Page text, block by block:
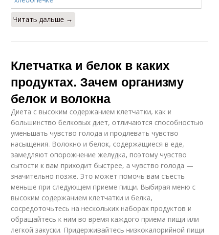
Читать дальше →
Клетчатка и белок в каких
продуктах. Зачем организму
белок и волокна
Диета с высоким содержанием клетчатки, как и
большинство белковых диет, отличаются способностью
уменьшать чувство голода и продлевать чувство
насыщения. Волокно и белок, содержащиеся в еде,
замедляют опорожнение желудка, поэтому чувство
сытости к вам приходит быстрее, а чувство голода —
значительно позже. Это может помочь вам съесть
меньше при следующем приеме пищи. Выбирая меню с
высоким содержанием клетчатки и белка,
сосредоточьтесь на нескольких наборах продуктов и
обращайтесь к ним во время каждого приема пищи или
легкой закуски. Придерживайтесь низкокалорийной пищи